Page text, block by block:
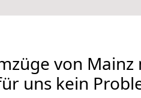
von Mainz
uns kein